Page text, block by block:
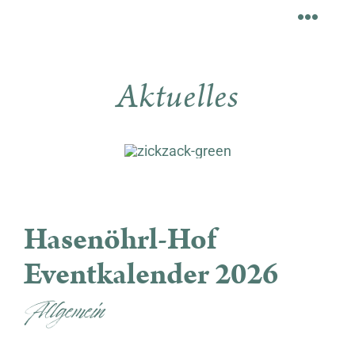
Aktuelles
Hasenöhrl-Hof
Eventkalender 2026
Allgemein